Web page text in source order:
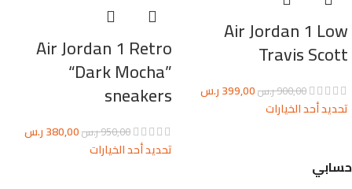
Air Jordan 1 Low
Travis Scott
900,00ر.س399,00ر.س
تحديد أحد الخيارات
Air Jordan 1 Retro
“Dark Mocha”
sneakers
950,00ر.س380,00ر.س
تحديد أحد الخيارات
حسابي